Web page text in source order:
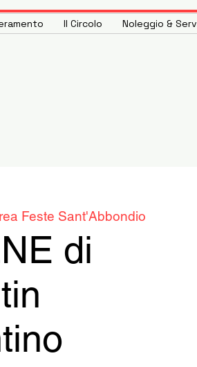
Il Circolo Noleggio &
Feste Sant'Abbondio
di